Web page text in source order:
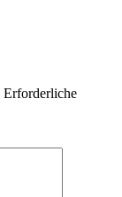
Erforderliche